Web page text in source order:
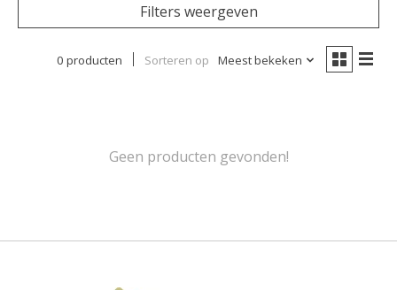
Filters weergeven
0 producten Sorteren op Meest bekeken
Geen producten gevonden!